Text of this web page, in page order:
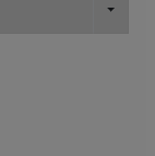
Toggle